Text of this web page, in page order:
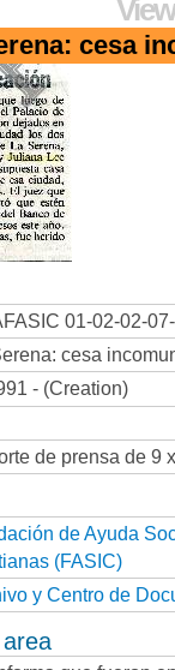
cesa
01-02-02-
cesa
- (Creation)
de prensa de 9
de Ayuda
(FASIC)
y Centro de